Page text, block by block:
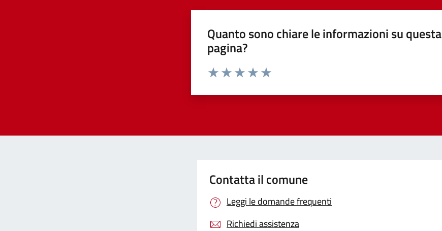
Quanto sono chiare le informazioni su questa
pagina?
Contatta il comune
Leggi le domande frequenti
Richiedi assistenza